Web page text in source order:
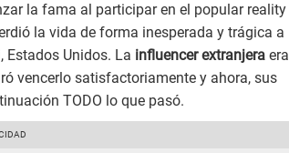
la fama al participar en el popular reality
la vida de forma inesperada y trágica a
Estados Unidos. La influencer extranjera era
vencerlo satisfactoriamente y ahora, sus
TODO lo que pasó.